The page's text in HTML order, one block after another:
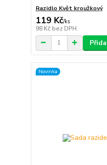
Razidlo Květ kroužkový
119 Kč/ks
98 Kč bez DPH
Novinka